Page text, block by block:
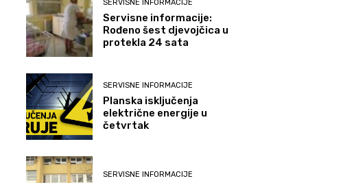
SERVISNE INFORMACIJE
Servisne informacije:
Rođeno šest djevojčica u
protekla 24 sata
SERVISNE INFORMACIJE
Planska isključenja
električne energije u
četvrtak
SERVISNE INFORMACIJE